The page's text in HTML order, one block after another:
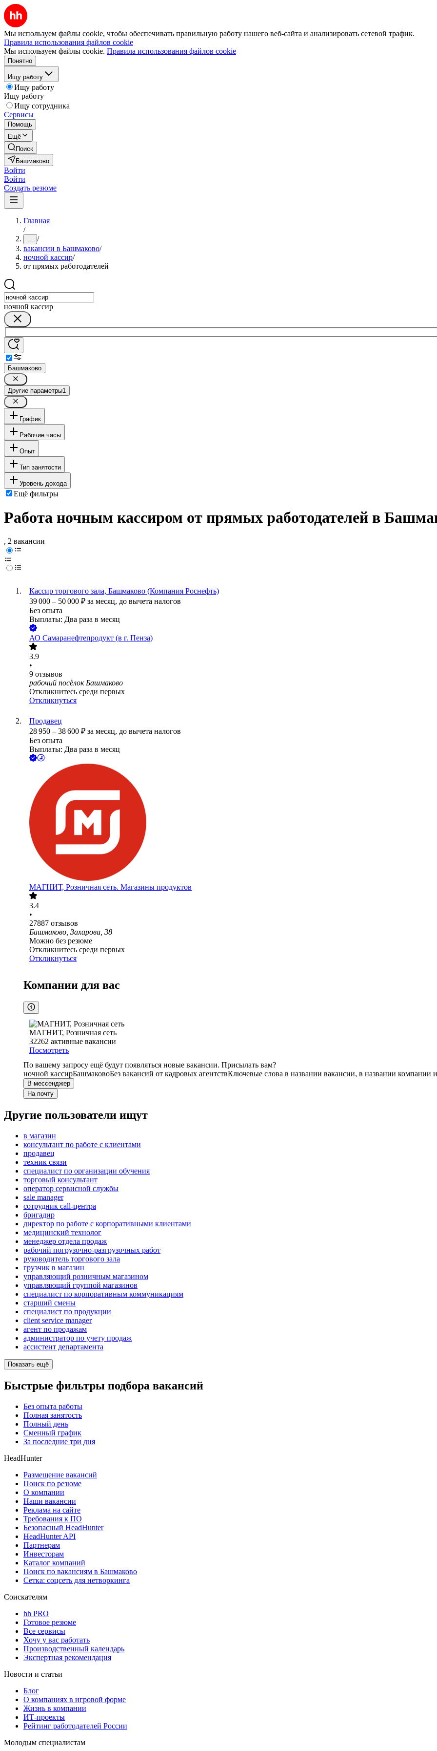
Мы используем файлы cookie, чтобы обеспечивать правильную работу нашего веб-сайта и анализировать сетевой трафик.
Правила использования файлов cookie
Мы используем файлы cookie. Правила использования файлов cookie
Понятно
Ищу работу
Ищу работу
Ищу работу
Ищу сотрудника
Сервисы
Помощь
Ещё
Поиск
Башмаково
Войти
Войти
Создать резюме
Главная
/
... /
вакансии в Башмаково/
ночной кассир/
от прямых работодателей
ночной кассир
Башмаково
Другие параметры1
График
Рабочие часы
Опыт
Тип занятости
Уровень дохода
Ещё фильтры
Работа ночным кассиром от прямых работодателей в
, 2 вакансии
Кассир торгового зала, Башмаково (Компания Роснефть)
39 000 – 50 000 ₽ за месяц, до вычета налогов
Без опыта
Выплаты: Два раза в месяц
АО Самаранефтепродукт (в г. Пенза)
3.9
•
9 отзывов
рабочий посёлок Башмаково
Откликнитесь среди первых
Откликнуться
Продавец
28 950 – 38 600 ₽ за месяц, до вычета налогов
Без опыта
Выплаты: Два раза в месяц
МАГНИТ, Розничная сеть. Магазины продуктов
3.4
•
27887 отзывов
Башмаково, Захарова, 38
Можно без резюме
Откликнитесь среди первых
Откликнуться
Компании для вас
МАГНИТ, Розничная сеть
32262 активные вакансии
Посмотреть
По вашему запросу ещё будут появляться новые вакансии. Присылать вам?
ночной кассирБашмаковоБез вакансий от кадровых агентствКлючевые слова в названии вакансии, в названии компании
В мессенджер
На почту
Другие пользователи ищут
в магазин
консультант по работе с клиентами
продавец
техник связи
специалист по организации обучения
торговый консультант
оператор сервисной службы
sale manager
сотрудник call-центра
бригадир
директор по работе с корпоративными клиентами
медицинский технолог
менеджер отдела продаж
рабочий погрузочно-разгрузочных работ
руководитель торгового зала
грузчик в магазин
управляющий розничным магазином
управляющий группой магазинов
специалист по корпоративным коммуникациям
старший смены
специалист по продукции
client service manager
агент по продажам
администратор по учету продаж
ассистент департамента
Показать ещё
Быстрые фильтры подбора вакансий
Без опыта работы
Полная занятость
Полный день
Сменный график
За последние три дня
HeadHunter
Размещение вакансий
Поиск по резюме
О компании
Наши вакансии
Реклама на сайте
Требования к ПО
Безопасный HeadHunter
HeadHunter API
Партнерам
Инвесторам
Каталог компаний
Поиск по вакансиям в Башмаково
Сетка: соцсеть для нетворкинга
Соискателям
hh PRO
Готовое резюме
Все сервисы
Хочу у вас работать
Производственный календарь
Экспертная рекомендация
Новости и статьи
Блог
О компаниях в игровой форме
Жизнь в компании
ИТ-проекты
Рейтинг работодателей России
Молодым специалистам